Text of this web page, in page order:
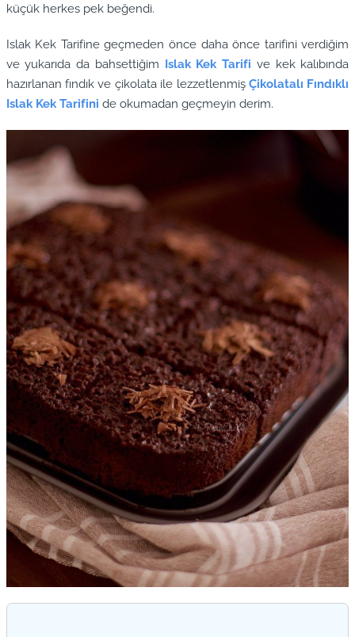
küçük herkes pek beğendi.
Islak Kek Tarifine geçmeden önce daha önce tarifini verdiğim
ve yukarıda da bahsettiğim Islak Kek Tarifi ve kek kalıbında
hazırlanan fındık ve çikolata ile lezzetlenmişÇikolatalı Fındıklı
Islak Kek Tarifini de okumadan geçmeyin derim.